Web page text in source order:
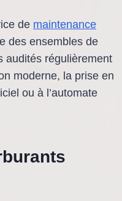
de maintenance
des ensembles de
audités régulièrement
moderne, la prise en
ou à l’automate